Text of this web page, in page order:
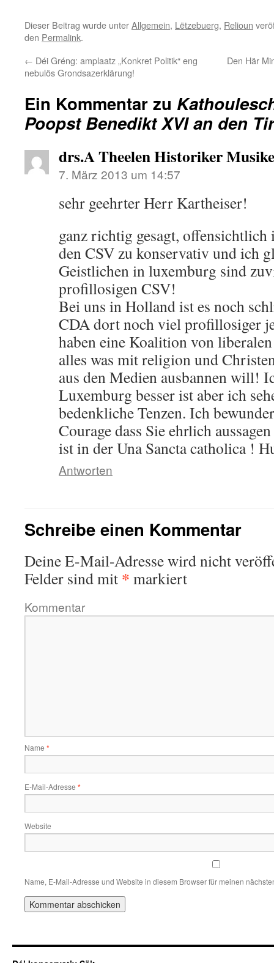
Dieser Beitrag wurde unterAllgemein, Lëtzebuerg, Relioun
den Permalink.
← Déi Gréng: amplaatz „Konkret Politik“ eng
nebulös Grondsazerklärung!
Den Här
Ein Kommentar zu
Poopst Benedikt XVI an den
drs.A Theelen Historiker
7. März 2013 um 14:57
sehr geehrter Herr Kartheiser!
ganz richtig gesagt,
den CSV zu konservativ und ich
Geistlichen in luxemburg sind
profillosigen CSV!
Bei uns in Holland ist es noch
CDA dort noch viel profillosiger
haben eine Koalition von
alles was mit religion und
aus den Medien ausbannen will!
Luxemburg besser ist aber ich
bedenkliche Tenzen. Ich
Courage dass Sie ehrlich
ist in der Una Sancta catholica !
Antworten
Schreibe einen Kommentar
Deine E-Mail-Adresse wird nicht
Felder sind mit * markiert
Kommentar
Name *
E-Mail-Adresse *
Website
Name, E-Mail-Adresse und Website in diesem Browser für meinen